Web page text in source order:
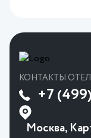
КОНТАКТЫ
+7
Москва,